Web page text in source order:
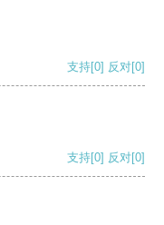
支持[0] 反对[0]
支持[0] 反对[0]